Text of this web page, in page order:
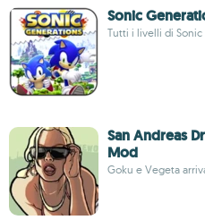
Sonic
Tutti i livelli di
San Andreas
Mod
Goku e Vegeta